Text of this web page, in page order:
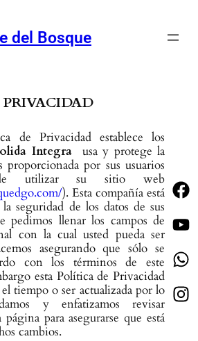
del Bosque
de Privacidad establece los
Integra
usa y protege la
por sus usuarios
utilizar su sitio web
). Esta compañía está
seguridad de los datos de sus
pedimos llenar los campos de
con la cual usted pueda ser
asegurando que sólo se
con los términos de este
esta Política de Privacidad
tiempo o ser actualizada por lo
y enfatizamos revisar
para asegurarse que está
cambios.